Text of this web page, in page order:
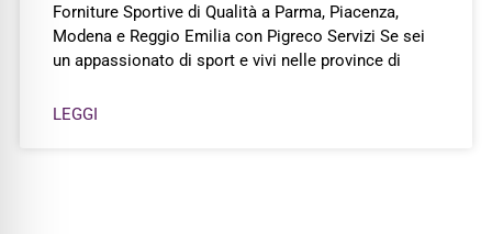
Forniture Sportive di Qualità a Parma, Piacenza,
Modena e Reggio Emilia con Pigreco Servizi Se sei
un appassionato di sport e vivi nelle province di
LEGGI